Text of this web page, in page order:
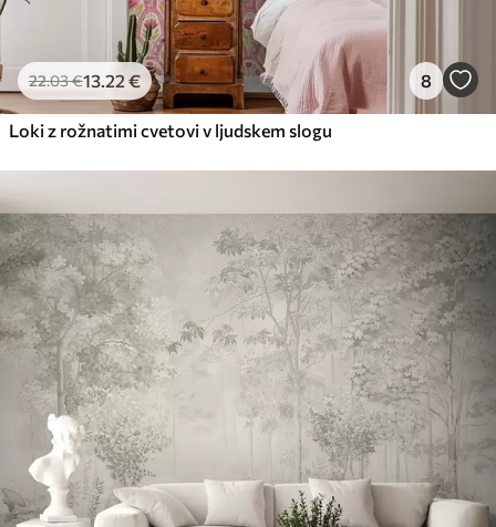
22.03€13.22 € 8
Loki z rožnatimi cvetovi v ljudskem slogu